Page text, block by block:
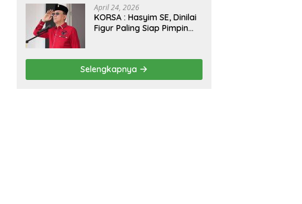
Inovasi Kesehatan Global
April 24, 2026
KORSA : Hasyim SE, Dinilai
Figur Paling Siap Pimpin
Selengkapnya